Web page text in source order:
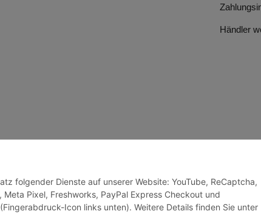
folgender Dienste auf unserer Website: YouTube, ReCaptcha,
Pixel, Freshworks, PayPal Express Checkout und
Icon links unten). Weitere Details finden Sie unter
Händler